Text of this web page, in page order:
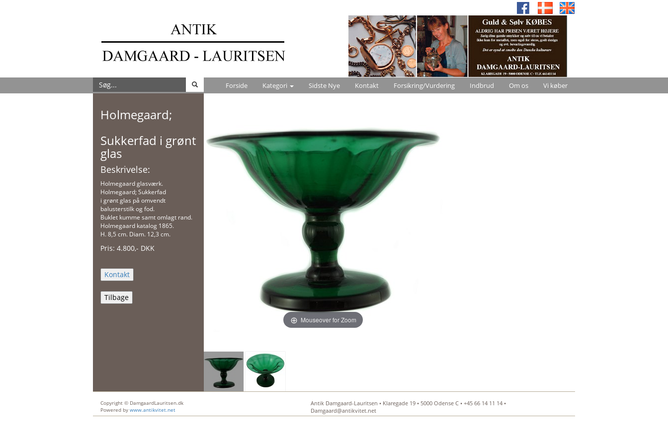
Forside Kategori Sidste Nye Kontakt Forsikring/Vurdering Indbrud Om os Vi køber
Holmegaard;
Sukkerfad i grønt
glas
Beskrivelse:
Holmegaard glasværk.
Holmegaard; Sukkerfad
i grønt glas på omvendt
balusterstilk og fod.
Buklet kumme samt omlagt rand.
Holmegaard katalog 1865.
H. 8,5 cm. Diam. 12,3 cm.
Pris: 4.800,- DKK
Tilbage
Mouseover for Zoom
Copyright © DamgaardLauritsen.dk
Powered by www.antikvitet.net
Antik Damgaard-Lauritsen • Klaregade 19 • 5000 Odense C • +45 66 14 11 14 •
Damgaard@antikvitet.net